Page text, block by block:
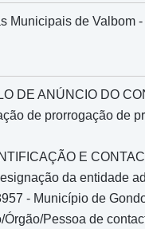
Municipais de Valbom
DE ANÚNCIO DO
de prorrogação de
E
da entidade
- Município de
Órgão/Pessoa de